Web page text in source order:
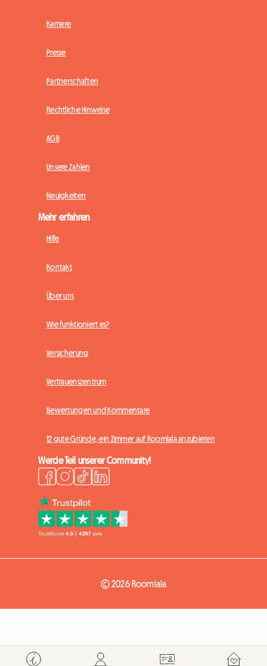
Karriere
Presse
Partnerschaften
Rechtliche Hinweise
AGB
Unsere Zahlen
Neuigkeiten
Mehr erfahren
Hilfe
Kontakt
Über uns
Wie funktioniert es?
Versicherung
Vertrauenszentrum
Bewertungen und Kommentare
12 gute Gründe, ein Zimmer auf Roomlala anzubieten
Werde Teil unserer Community!
© 2026 Roomlala